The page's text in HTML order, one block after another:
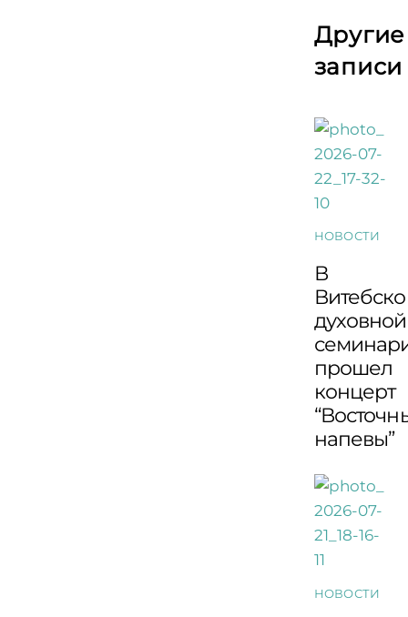
Другие
записи
НОВОСТИ
В
духовной
прошел
концерт
напевы”
НОВОСТИ